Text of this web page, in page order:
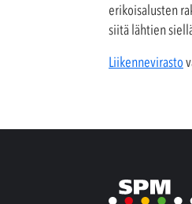
erikoisalusten
siitä lähtien
Liikennevirasto